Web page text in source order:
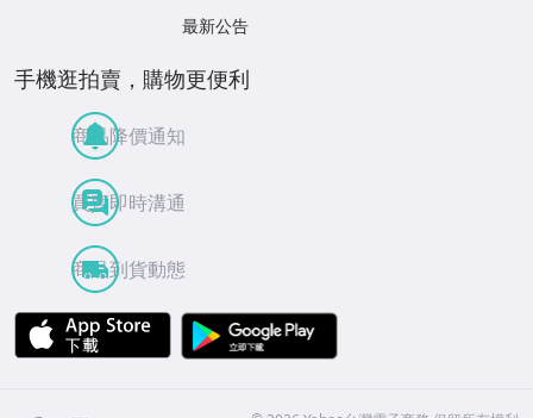
最新公告
手機逛拍賣，購物更便利
商品降價通知
買賣即時溝通
商品到貨動態
APP Store